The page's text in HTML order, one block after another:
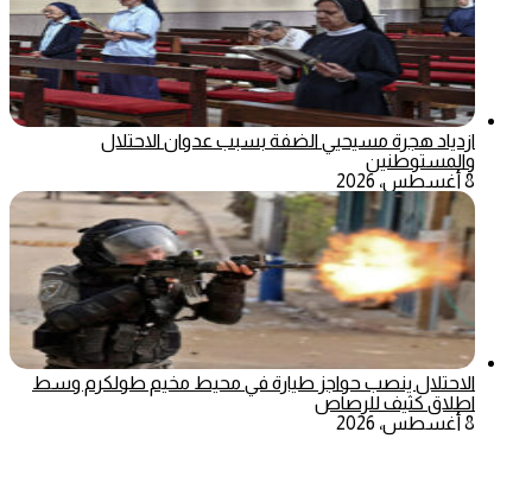
ازدياد هجرة مسيحيي الضفة بسبب عدوان الاحتلال
والمستوطنين
8 أغسطس، 2026
الاحتلال ينصب حواجز طيارة في محيط مخيم طولكرم وسط
اطلاق كثيف للرصاص
8 أغسطس، 2026